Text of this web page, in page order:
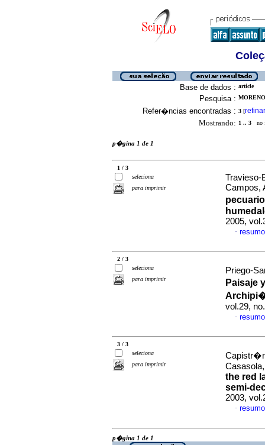
Base de dados : article
Pesquisa :
Refer�ncias encontradas : 3 [refinar
Mostrando: 1 .. 3 no
p�gina 1 de 1
1 / 3
seleciona
para imprimir
Travieso-
Campos,
2005,
·
2 / 3
seleciona
para imprimir
Priego-
Paisaje
vol.29,
·
3 / 3
seleciona
para imprimir
the red
semi-
2003,
·
p�gina 1 de 1